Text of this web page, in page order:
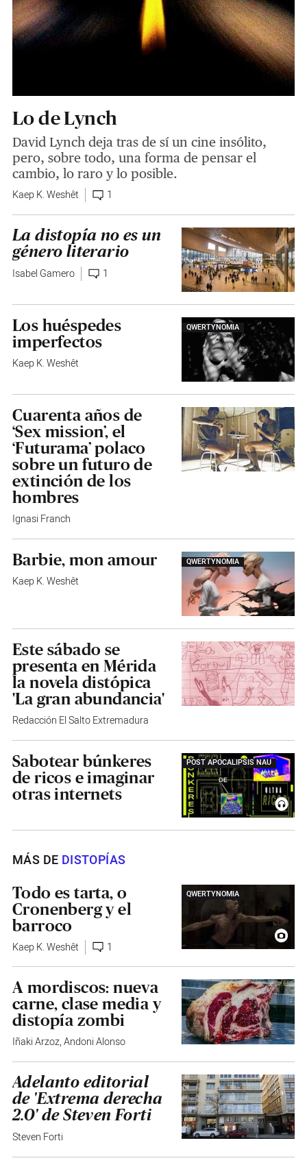
Lo de Lynch
David Lynch deja tras de sí un cine insólito,
pero, sobre todo, una forma de pensar el
cambio, lo raro y lo posible.
Kaep K. Weshêt 1
La distopía no es un
género literario
Isabel Gamero 1
QWERTYNOMIA
Los huéspedes
imperfectos
Kaep K. Weshêt
Cuarenta años de
‘Sex mission’, el
‘Futurama’ polaco
sobre un futuro de
extinción de los
hombres
Ignasi Franch
QWERTYNOMIA
Barbie, mon amour
Kaep K. Weshêt
Este sábado se
presenta en Mérida
la novela distópica
'La gran abundancia'
Redacción El Salto Extremadura
POST APOCALIPSIS NAU
Sabotear búnkeres
de ricos e imaginar
otras internets
MÁS DE DISTOPÍAS
QWERTYNOMIA
Todo es tarta, o
Cronenberg y el
barroco
Kaep K. Weshêt 1
A mordiscos: nueva
carne, clase media y
distopía zombi
Iñaki Arzoz,Andoni Alonso
Adelanto editorial
de 'Extrema derecha
2.0' de Steven Forti
Steven Forti